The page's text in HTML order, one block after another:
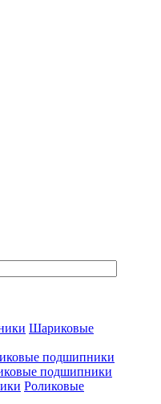
Шариковые
подшипники
подшипники
Роликовые